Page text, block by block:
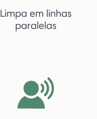
Limpa em linhas
paralelas